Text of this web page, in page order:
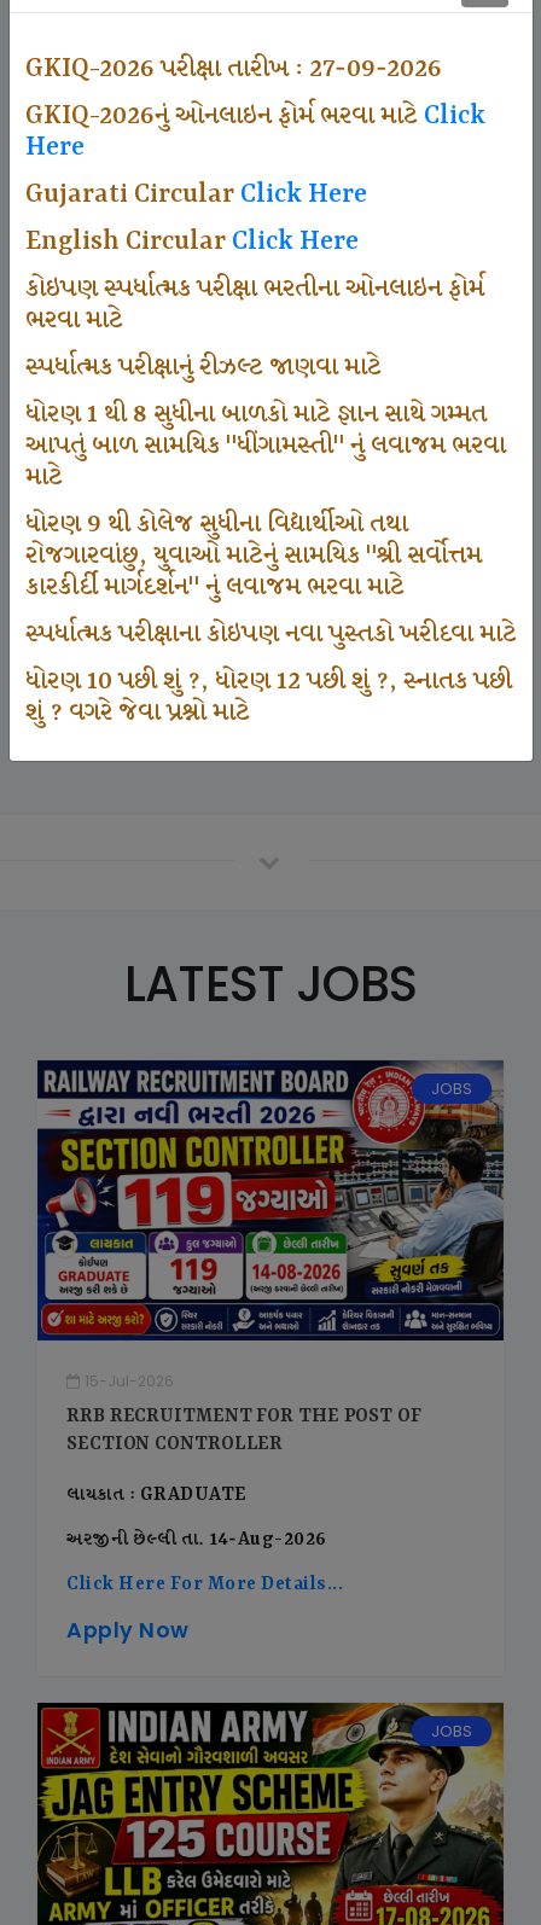
GKIQ-2026 પરીક્ષા તારીખ : 27-09-2026
GKIQ-2026નું ઓનલાઇન ફોર્મ ભરવા માટેClick
Here
Gujarati CircularClick Here
English CircularClick Here
કોઇપણ સ્પર્ધાત્મક પરીક્ષા ભરતીના ઓનલાઇન ફોર્મ
ભરવા માટે
સ્પર્ધાત્મક પરીક્ષાનું રીઝલ્ટ જાણવા માટે
ધોરણ 1 થી 8 સુધીના બાળકો માટે જ્ઞાન સાથે ગમ્મત
આપતું બાળ સામયિક "ધીંગામસ્તી" નું લવાજમ ભરવા
માટે
ધોરણ 9 થી કોલેજ સુધીના વિદ્યાર્થીઓ તથા
રોજગારવાંછુ, યુવાઓ માટેનું સામયિક "શ્રી સર્વોત્તમ
કારકીર્દી માર્ગદર્શન" નું લવાજમ ભરવા માટે
સ્પર્ધાત્મક પરીક્ષાના કોઇપણ નવા પુસ્તકો ખરીદવા માટે
ધોરણ 10 પછી શું ?, ધોરણ 12 પછી શું ?, સ્નાતક પછી
શું ? વગરે જેવા પ્રશ્નો માટે
501
Dhingamasti Subscription
672
1000
Participate School In GKIQ
125000
LATEST JOBS
JOBS
15-Jul-2026
RRB RECRUITMENT FOR THE POST OF
SECTION CONTROLLER
લાયકાત : GRADUATE
અરજીની છેલ્લી તા. 14-Aug-2026
Click Here For More Details...
Apply Now
JOBS